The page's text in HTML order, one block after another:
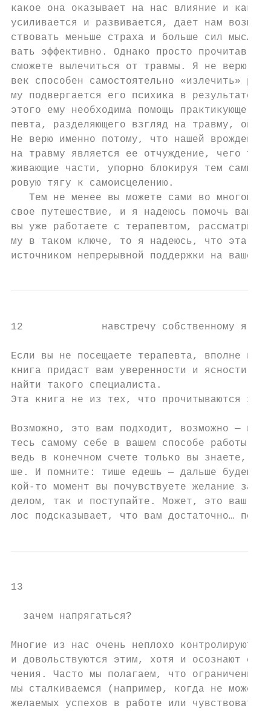
какое она оказывает на нас влияние и как
усиливается и развивается, дает нам
ствовать меньше страха и больше сил
вать эффективно. Однако просто прочитав
сможете вылечиться от травмы. Я не верю в
век способен самостоятельно «излечить»
му подвергается его психика в результате
этого ему необходима помощь практикующего
певта, разделяющего взгляд на травму,
Не верю именно потому, что нашей
на травму является ее отчуждение, чего
живающие части, упорно блокируя тем самым
ровую тягу к самоисцелению.
Тем не менее вы можете сами во многом
свое путешествие, и я надеюсь помочь вам в
вы уже работаете с терапевтом,
му в таком ключе, то я надеюсь, что эта
источником непрерывной поддержки на вашем
12             навстречу собственному я
Если вы не посещаете терапевта, вполне
книга придаст вам уверенности и ясности в
найти такого специалиста.
Эта книга не из тех, что прочитываются за
Возможно, это вам подходит, возможно —
тесь самому себе в вашем способе работы
ведь в конечном счете только вы знаете,
ше. И помните: тише едешь — дальше
кой-то момент вы почувствуете желание
делом, так и поступайте. Может, это ваш
лос подсказывает, что вам достаточно… пока.
13
  зачем напрягаться?
Многие из нас очень неплохо контролируют
и довольствуются этим, хотя и осознают
чения. Часто мы полагаем, что ограничения,
мы сталкиваемся (например, когда не можем
желаемых успехов в работе или чувствовать